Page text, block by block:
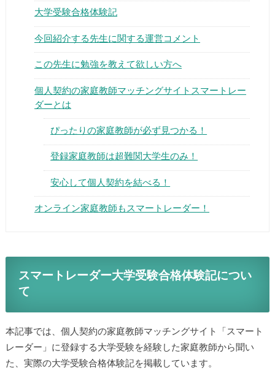
▶
大学受験合格体験記
今回紹介する先生に関する運営コメント
この先生に勉強を教えて欲しい方へ
個人契約の家庭教師マッチングサイトスマートレー
ダーとは
ぴったりの家庭教師が必ず見つかる！
登録家庭教師は超難関大学生のみ！
安心して個人契約を結べる！
オンライン家庭教師もスマートレーダー！
スマートレーダー大学受験合格体験記につい
て
本記事では、個人契約の家庭教師マッチングサイト「スマート
レーダー」に登録する大学受験を経験した家庭教師から聞い
た、実際の大学受験合格体験記を掲載しています。